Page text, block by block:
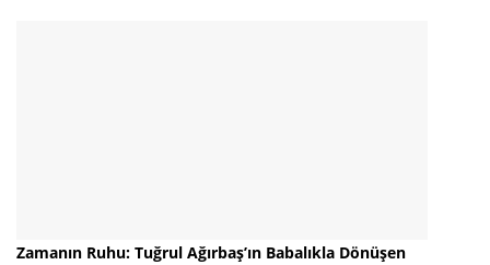
Zamanın Ruhu: Tuğrul Ağırbaş’ın Babalıkla Dönüşen